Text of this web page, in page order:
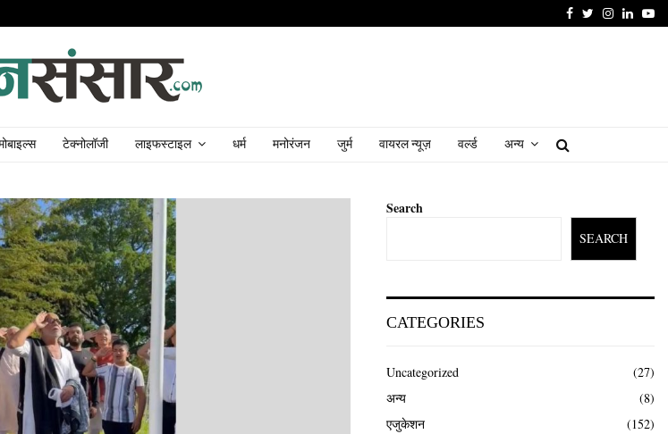
FacebookTwitter
Instagram
टेक्नोलॉजी लाइफस्टाइल धर्म मनोरंजन जुर्म वायरल न्यूज़ वर्ल्ड अन्य
Search
SEARCH
CATEGORIES
Uncategorized
(27)
अन्य
(8)
एजुकेशन
(152)